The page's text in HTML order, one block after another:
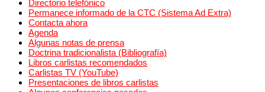
Directorio telefónico
Permanece informado de la CTC (Sistema Ad Extra)
Contacta ahora
Agenda
Algunas notas de prensa
Doctrina tradicionalista (Bibliografía)
Libros carlistas recomendados
Carlistas TV (YouTube)
Presentaciones de libros carlistas